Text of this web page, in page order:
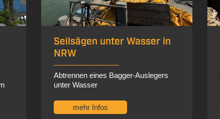
Seilsägearbeiten in
Grevenbroich NRW
Umfangreiche Sägearbeiten mittels
Seilsäge
mehr Infos